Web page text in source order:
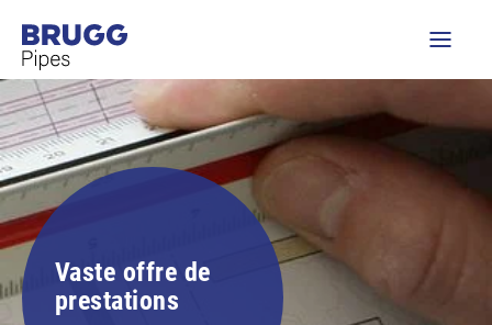
Vaste offre de
prestations